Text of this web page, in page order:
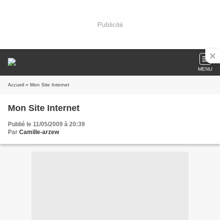
Publicité
MENU
Accueil » Mon Site Internet
Mon Site Internet
Publié le 11/05/2009 à 20:39
Par Camille-arzew